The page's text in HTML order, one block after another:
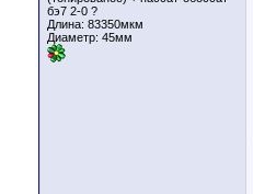
бэ7 2-0 ?
Длина: 83350мкм
Диаметр: 45мм